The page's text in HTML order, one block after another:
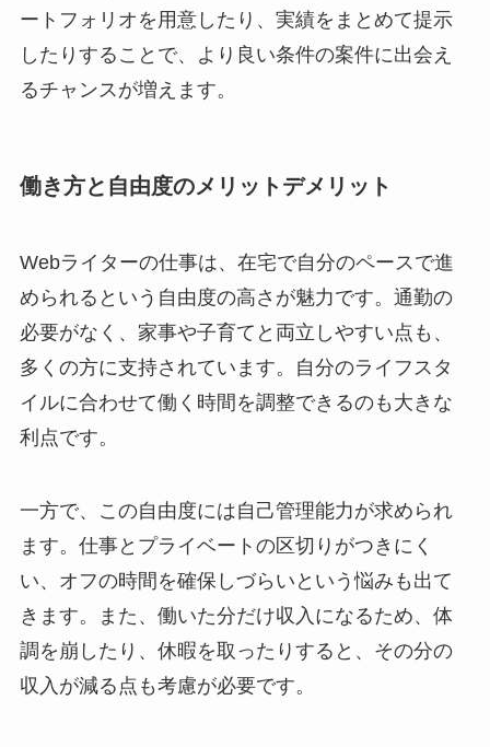
ートフォリオを用意したり、実績をまとめて提示
したりすることで、より良い条件の案件に出会え
るチャンスが増えます。
働き方と自由度のメリットデメリット
Webライターの仕事は、在宅で自分のペースで進
められるという自由度の高さが魅力です。通勤の
必要がなく、家事や子育てと両立しやすい点も、
多くの方に支持されています。自分のライフスタ
イルに合わせて働く時間を調整できるのも大きな
利点です。
一方で、この自由度には自己管理能力が求められ
ます。仕事とプライベートの区切りがつきにく
い、オフの時間を確保しづらいという悩みも出て
きます。また、働いた分だけ収入になるため、体
調を崩したり、休暇を取ったりすると、その分の
収入が減る点も考慮が必要です。